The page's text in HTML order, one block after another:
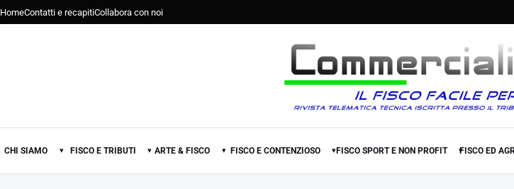
HomeContatti e recapitiCollabora con noi
CHI SIAMO ▾ FISCO E TRIBUTI ▾ ARTE & FISCO ▾ FISCO E CONTENZIOSO ▾FISCO SPORT E NON PROFIT ▾
FISCO ED